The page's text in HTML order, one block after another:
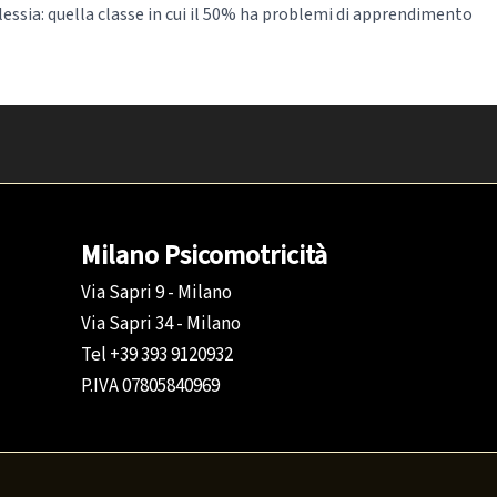
quella classe in cui il 50% ha problemi di apprendimento
Milano Psicomotricità
Via Sapri 9 - Milano
Via Sapri 34 - Milano
Tel +39 393 9120932
P.IVA 07805840969